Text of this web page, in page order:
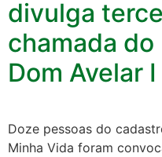
divulga
chamada
Dom Avelar I
Doze pessoas do
Minha Vida foram